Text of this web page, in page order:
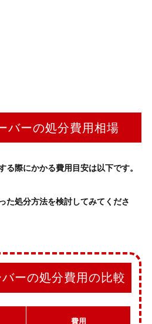
バーの処分費用相場
る際にかかる費用目安は以下です。
た処分方法を検討してみてくださ
ーの処分費用の比較
費用